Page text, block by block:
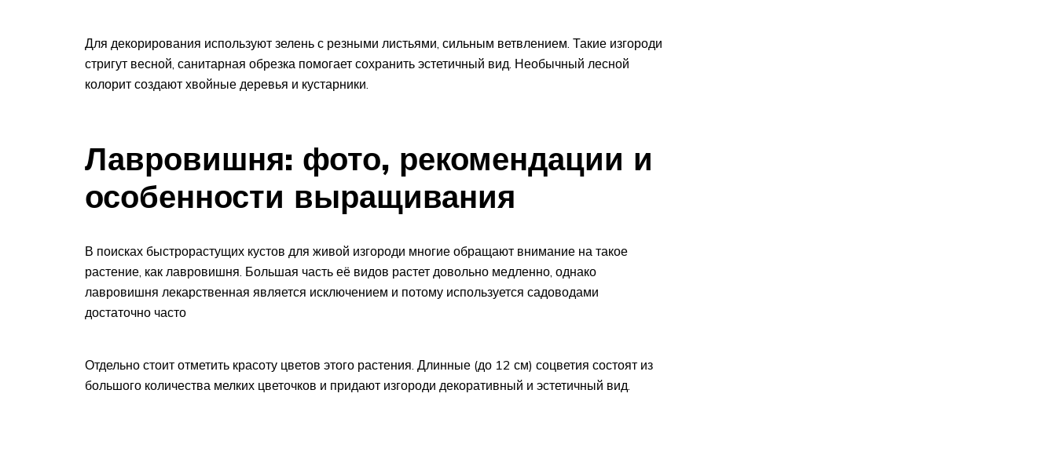
Для декорирования используют зелень с резными листьями, сильным ветвлением. Такие изгороди
стригут весной, санитарная обрезка помогает сохранить эстетичный вид. Необычный лесной
колорит создают хвойные деревья и кустарники.
Лавровишня: фото, рекомендации и
особенности выращивания
В поисках быстрорастущих кустов для живой изгороди многие обращают внимание на такое
растение, как лавровишня. Большая часть её видов растет довольно медленно, однако
лавровишня лекарственная является исключением и потому используется садоводами
достаточно часто
Отдельно стоит отметить красоту цветов этого растения. Длинные (до 12 см) соцветия состоят из
большого количества мелких цветочков и придают изгороди декоративный и эстетичный вид.